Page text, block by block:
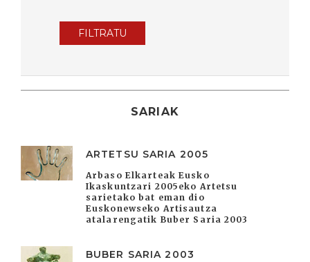
FILTRATU
SARIAK
ARTETSU SARIA 2005
Arbaso Elkarteak Eusko
Ikaskuntzari 2005eko Artetsu
sarietako bat eman dio
Euskonewseko Artisautza
atalarengatik Buber Saria 2003
BUBER SARIA 2003